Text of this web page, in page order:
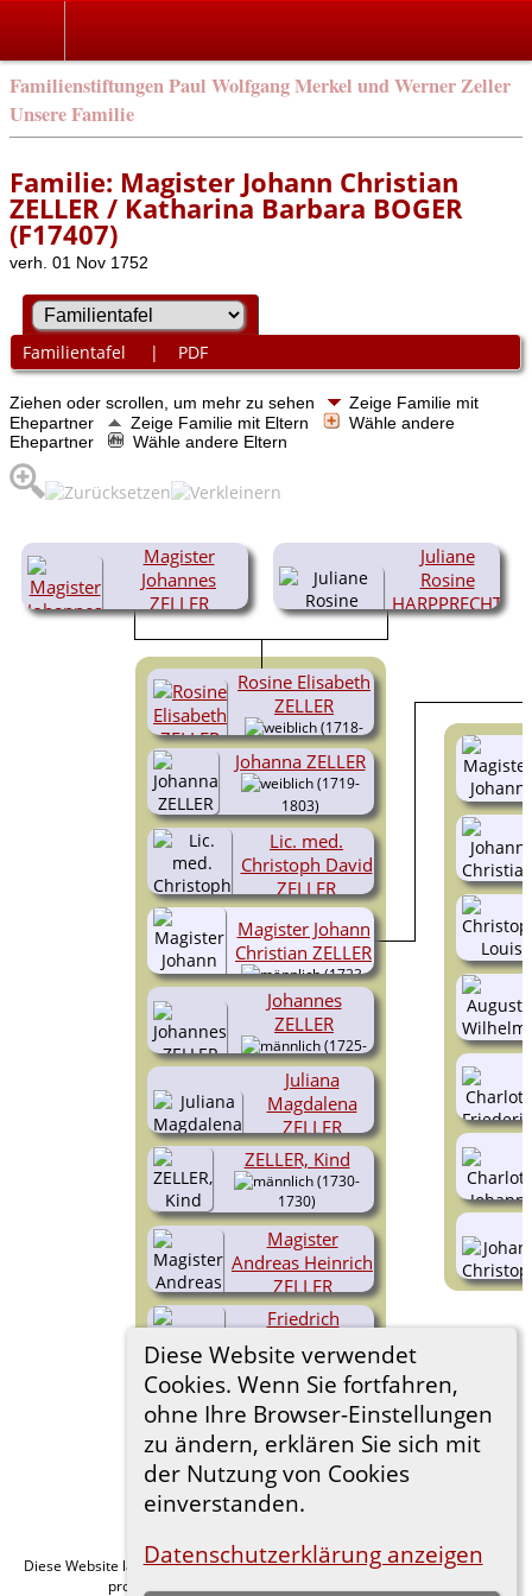
Familienstiftungen Paul Wolfgang Merkel und Werner Zeller
Unsere Familie
Diese Website verwendet
Cookies. Wenn Sie fortfahren,
ohne Ihre Browser-Einstellungen
zu ändern, erklären Sie sich mit
der Nutzung von Cookies
einverstanden.
Datenschutzerklärung anzeigen
Familie: Magister Johann Christian
ZELLER / Katharina Barbara BOGER
(F17407)
verh. 01 Nov 1752
Familientafel | PDF
Ziehen oder scrollen, um mehr zu sehen
Zeige Familie mit
Ehepartner
Zeige Familie mit Eltern
Wähle andere
Ehepartner
Wähle andere Eltern
Magister
Johannes
ZELLER
(1690-
Juliane
Rosine
HARPPRECHT
Rosine Elisabeth
ZELLER
(1718-
1788)
Johanna ZELLER
(1719-
1803)
Lic. med.
Christoph David
ZELLER
(1720-
1753)
Johannes
ZELLER
(1725-
1776)
Juliana
Magdalena
ZELLER
(1729-
1752)
ZELLER, Kind
(1730-
1730)
Magister
Andreas Heinrich
ZELLER
(1732-
1810)
Friedrich
Gottlieb ZELLER
(1733-
1733)
Konrad Friedrich
ZELLER
(1736-
1775)
Magister Johann
Christian ZELLER
(1723-
1796)
Diese Website läuft mitThe Next Generation of Genealogy Sitebuildingv. 15.0.1,
programmiert von Darrin Lythgoe © 2001-2026.